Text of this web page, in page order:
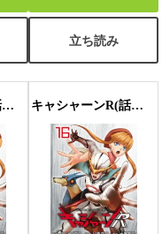
立ち読み
キャシャーンR(話売り) #15 キャシャーンR(話売り) #16